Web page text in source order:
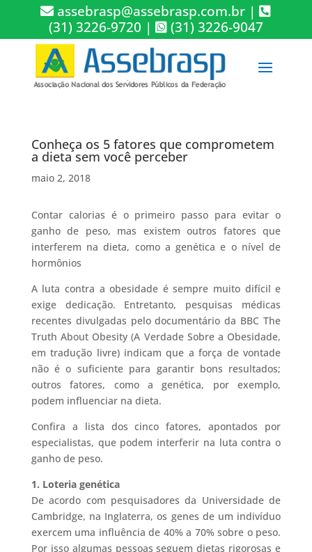
assebrasp@assebrasp.com.br |
(31) 3226-9720 | (31) 3226-9047
Conheça os 5 fatores que comprometem
a dieta sem você perceber
maio 2, 2018
Contar calorias é o primeiro passo para evitar o
ganho de peso, mas existem outros fatores que
interferem na dieta, como a genética e o nível de
hormônios
A luta contra a obesidade é sempre muito difícil e
exige dedicação. Entretanto, pesquisas médicas
recentes divulgadas pelo documentário da BBC The
Truth About Obesity (A Verdade Sobre a Obesidade,
em tradução livre) indicam que a força de vontade
não é o suficiente para garantir bons resultados;
outros fatores, como a genética, por exemplo,
podem influenciar na dieta.
Confira a lista dos cinco fatores, apontados por
especialistas, que podem interferir na luta contra o
ganho de peso.
1. Loteria genética
De acordo com pesquisadores da Universidade de
Cambridge, na Inglaterra, os genes de um indivíduo
exercem uma influência de 40% a 70% sobre o peso.
Por isso algumas pessoas seguem dietas rigorosas e